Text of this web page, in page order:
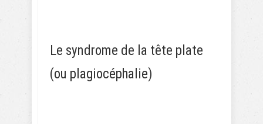
Le syndrome de la tête plate
(ou plagiocéphalie)